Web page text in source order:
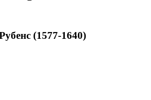
(1577-1640)